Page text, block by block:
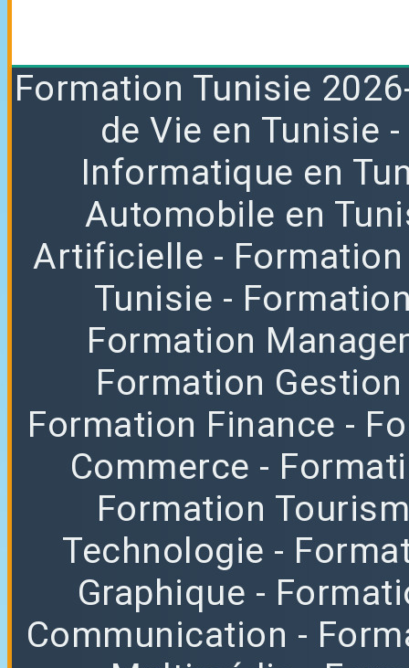
Formation Tunisie
de Vie en Tunisie -
Informatique en
Automobile en
Artificielle -
Tunisie -
Formation
Formation Gestion
Formation Finance -
Commerce -
Formation
Technologie -
Graphique -
Communication -